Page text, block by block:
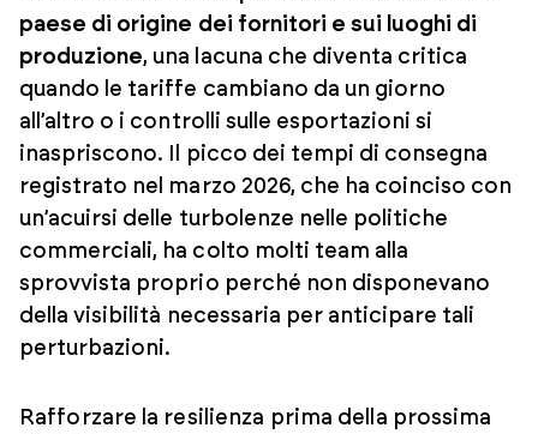
paese di origine dei fornitori e sui luoghi di
produzione, una lacuna che diventa critica
quando le tariffe cambiano da un giorno
all’altro o i controlli sulle esportazioni si
inaspriscono. Il picco dei tempi di consegna
registrato nel marzo 2026, che ha coinciso con
un’acuirsi delle turbolenze nelle politiche
commerciali, ha colto molti team alla
sprovvista proprio perché non disponevano
della visibilità necessaria per anticipare tali
perturbazioni.
Rafforzare la resilienza prima della prossima